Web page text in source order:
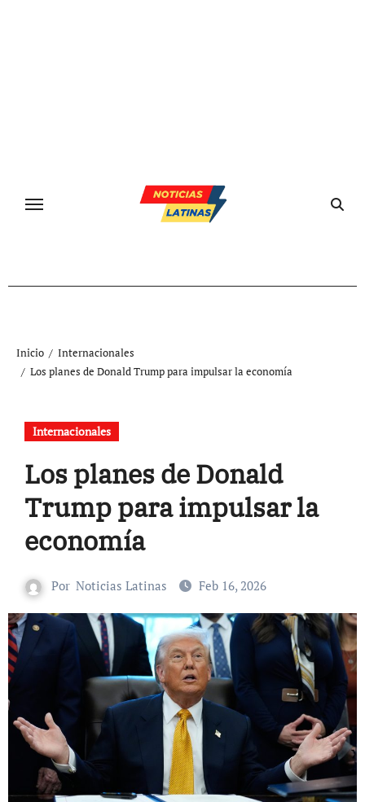
Inicio
Internacionales
Los planes de Donald Trump para impulsar la economía
Internacionales
Los planes de Donald
Trump para impulsar la
economía
Por Noticias Latinas Feb 16, 2026